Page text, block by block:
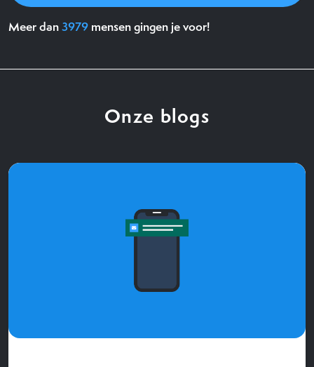
Meer dan3979 mensen gingen je voor!
Onze blogs